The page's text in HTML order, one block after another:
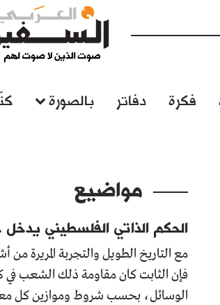
فكرة دفاتر بالصورة
مواضيع
الحكم الذاتي الفلسطيني يدخل
مع التاريخ الطويل والتجربة المريرة
فإن الثابت كان مقاومة ذلك الشعب في
الوسائل، بحسب شروط وموازين كل